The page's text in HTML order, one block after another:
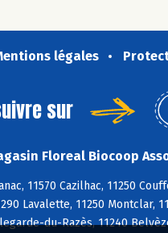
légales
sur
Floreal Biocoop
11570 Cazilhac, 11250
Lavalette, 11250 Montclar,
du-Razès, 11240